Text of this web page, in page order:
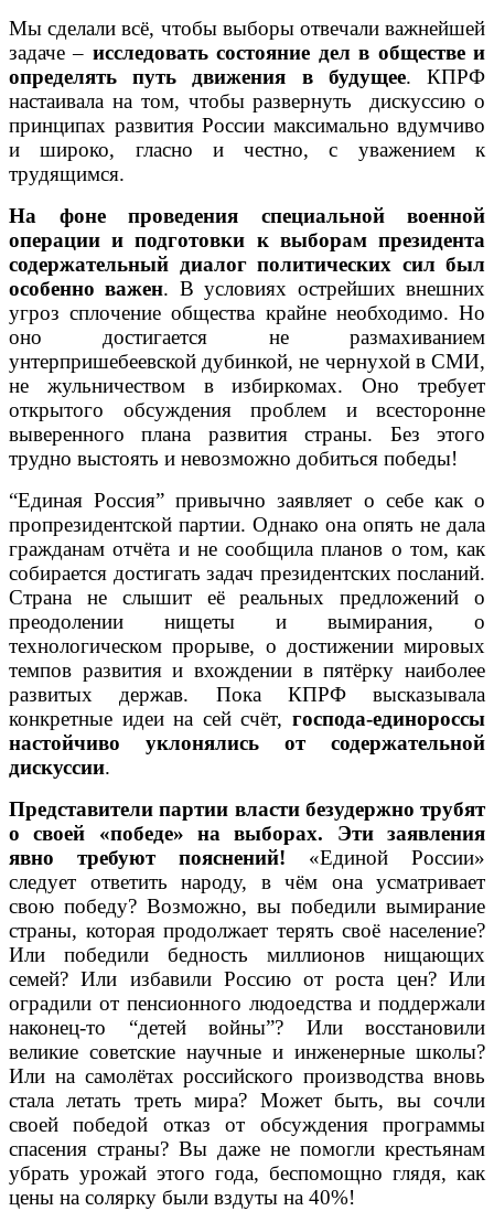
Мы сделали всё, чтобы выборы отвечали важнейшей
задаче – исследовать состояние дел в обществе и
определять путь движения в будущее. КПРФ
настаивала на том, чтобы развернуть дискуссию о
принципах развития России максимально вдумчиво
и широко, гласно и честно, с уважением к
трудящимся.
На фоне проведения специальной военной
операции и подготовки к выборам президента
содержательный диалог политических сил был
особенно важен. В условиях острейших внешних
угроз сплочение общества крайне необходимо. Но
оно достигается не размахиванием
унтерпришебеевской дубинкой, не чернухой в СМИ,
не жульничеством в избиркомах. Оно требует
открытого обсуждения проблем и всесторонне
выверенного плана развития страны. Без этого
трудно выстоять и невозможно добиться победы!
“Единая Россия” привычно заявляет о себе как о
пропрезидентской партии. Однако она опять не дала
гражданам отчёта и не сообщила планов о том, как
собирается достигать задач президентских посланий.
Страна не слышит её реальных предложений о
преодолении нищеты и вымирания, о
технологическом прорыве, о достижении мировых
темпов развития и вхождении в пятёрку наиболее
развитых держав. Пока КПРФ высказывала
конкретные идеи на сей счёт, господа-единороссы
настойчиво уклонялись от содержательной
дискуссии.
Представители партии властибезудержно трубят
о своей «победе» на выборах. Эти заявления
явно требуют пояснений! «Единой России»
следует ответить народу, в чём она усматривает
свою победу? Возможно, вы победили вымирание
страны, которая продолжает терять своё население?
Или победили бедность миллионов нищающих
семей? Или избавили Россию от роста цен? Или
оградили от пенсионного людоедства и поддержали
наконец-то “детей войны”? Или восстановили
великие советские научные и инженерные школы?
Или на самолётах российского производства вновь
стала летать треть мира? Может быть, вы сочли
своей победой отказ от обсуждения программы
спасения страны? Вы даже не помогли крестьянам
убрать урожай этого года, беспомощно глядя, как
цены на солярку были вздуты на 40%!